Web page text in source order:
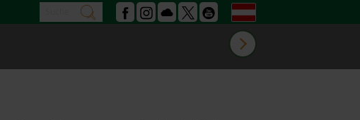
suchen Facebook
Instagram
Podcast YoutubeDeutsch